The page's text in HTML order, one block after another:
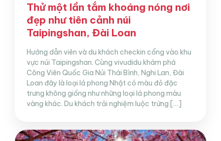
Thử một lần tắm khoáng nóng nơi
đẹp như tiên cảnh núi
Taipingshan, Đài Loan
Hướng dẫn viên và du khách checkin cổng vào khu
vực núi Taipingshan. Cùng vivudidu khám phá
Công Viên Quốc Gia Núi Thái Bình, Nghi Lan, Đài
Loan đây là loại lá phong Nhật có màu đỏ đặc
trưng không giống như những loại lá phong màu
vàng khác. Du khách trải nghiệm luộc trứng […]